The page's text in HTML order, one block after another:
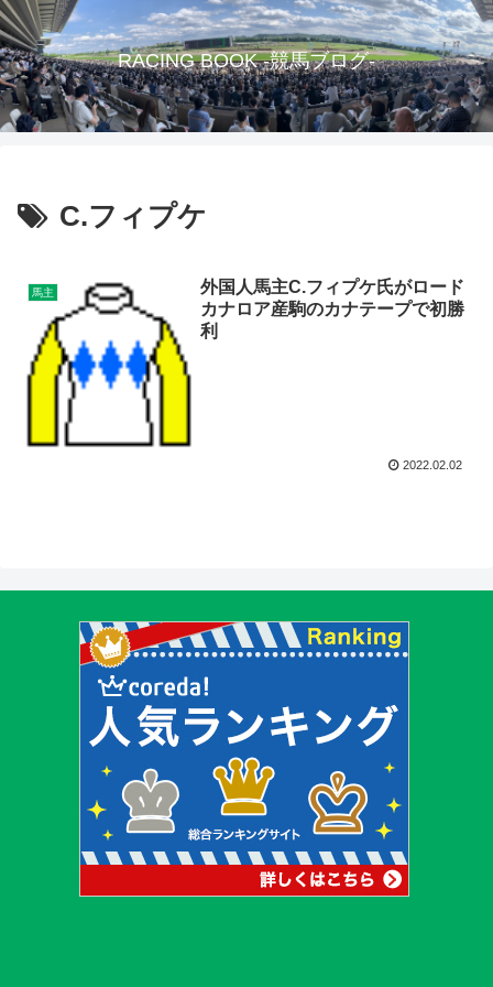
RACING BOOK -競馬ブログ-
C.フィプケ
馬主
外国人馬主C.フィプケ氏がロード
カナロア産駒のカナテープで初勝
利
2022.02.02